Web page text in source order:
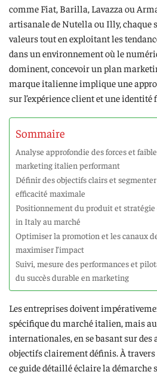
comme Fiat, Barilla, Lavazza ou
artisanale de Nutella ou Illy, chaque
valeurs tout en exploitant les
dans un environnement où le
dominent, concevoir un plan
marque italienne implique une
sur l’expérience client et une identité
Sommaire
Analyse approfondie des forces et
marketing italien performant
Définir des objectifs clairs et
efficacité maximale
Positionnement du produit et stratégie
in Italy au marché
Optimiser la promotion et les canaux
maximiser l’impact
Suivi, mesure des performances et
du succès durable en marketing
Les entreprises doivent
spécifique du marché italien, mais
internationales, en se basant sur des
objectifs clairement définis. À travers
ce guide détaillé éclaire la